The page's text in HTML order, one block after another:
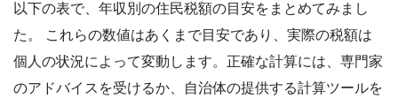
以下の表で、年収別の住民税額の目安をまとめてみまし
た。 これらの数値はあくまで目安であり、実際の税額は
個人の状況によって変動します。正確な計算には、専門家
のアドバイスを受けるか、自治体の提供する計算ツールを